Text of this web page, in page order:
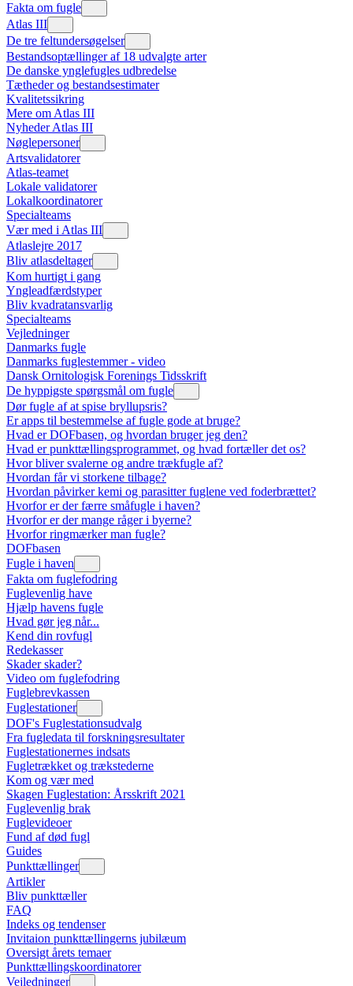
Fakta om fugle
Atlas III
De tre feltundersøgelser
Bestandsoptællinger af 18 udvalgte arter
De danske ynglefugles udbredelse
Tætheder og bestandsestimater
Kvalitetssikring
Mere om Atlas III
Nyheder Atlas III
Nøglepersoner
Artsvalidatorer
Atlas-teamet
Lokale validatorer
Lokalkoordinatorer
Specialteams
Vær med i Atlas III
Atlaslejre 2017
Bliv atlasdeltager
Kom hurtigt i gang
Yngleadfærdstyper
Bliv kvadratansvarlig
Specialteams
Vejledninger
Danmarks fugle
Danmarks fuglestemmer - video
Dansk Ornitologisk Forenings Tidsskrift
De hyppigste spørgsmål om fugle
Dør fugle af at spise bryllupsris?
Er apps til bestemmelse af fugle gode at bruge?
Hvad er DOFbasen, og hvordan bruger jeg den?
Hvad er punkttællingsprogrammet, og hvad fortæller det os?
Hvor bliver svalerne og andre trækfugle af?
Hvordan får vi storkene tilbage?
Hvordan påvirker kemi og parasitter fuglene ved foderbrættet?
Hvorfor er der færre småfugle i haven?
Hvorfor er der mange råger i byerne?
Hvorfor ringmærker man fugle?
DOFbasen
Fugle i haven
Fakta om fuglefodring
Fuglevenlig have
Hjælp havens fugle
Hvad gør jeg når...
Kend din rovfugl
Redekasser
Skader skader?
Video om fuglefodring
Fuglebrevkassen
Fuglestationer
DOF's Fuglestationsudvalg
Fra fugledata til forskningsresultater
Fuglestationernes indsats
Fugletrækket og trækstederne
Kom og vær med
Skagen Fuglestation: Årsskrift 2021
Fuglevenlig brak
Fuglevideoer
Fund af død fugl
Guides
Punkttællinger
Artikler
Bliv punkttæller
FAQ
Indeks og tendenser
Invitaion punkttællingerns jubilæum
Oversigt årets temaer
Punkttællingskoordinatorer
Vejledninger